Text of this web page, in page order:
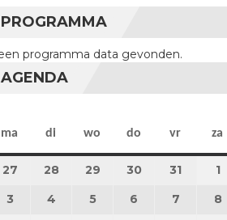
PROGRAMMA
programma data gevonden.
AGENDA
ma maandag
di dinsdag
wo woensdag
do donderdag
vr vrijdag
za
27 27 juli 2026
28 28 juli 2026
29 29 juli 2026
3030 juli 2026
31 31 juli1
3 3 augustus 2026
4 4 augustus 2026
55 augustus 2026
6 6 augustus
7 7 8